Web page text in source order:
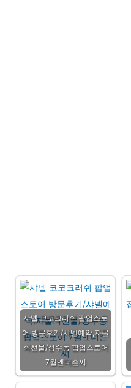
샤넬 코코크러쉬 팝업스토
어 방문후기/샤넬예약,자물
쇠선물/성수동 팝업스토어
7월앤더슨씨